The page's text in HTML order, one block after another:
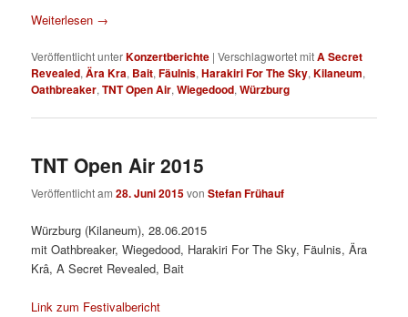
Weiterlesen →
Veröffentlicht unterKonzertberichte |Verschlagwortet mitA Secret
Revealed,Ära Kra, Bait,Fäulnis,Harakiri For The Sky,Kilaneum,
Oathbreaker,TNT Open Air,Wiegedood,Würzburg
TNT Open Air 2015
Veröffentlicht am28. Juni 2015vonStefan Frühauf
Würzburg (Kilaneum), 28.06.2015
mitOathbreaker, Wiegedood, Harakiri For The Sky, Fäulnis, Ära
Krâ, A Secret Revealed, Bait
Link zum Festivalbericht